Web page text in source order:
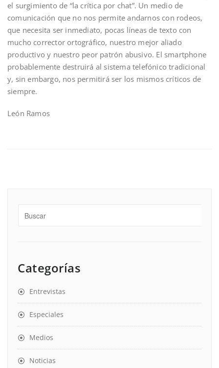
el surgimiento de “la crítica por chat”. Un medio de
comunicación que no nos permite andarnos con rodeos,
que necesita ser inmediato, pocas líneas de texto con
mucho corrector ortográfico, nuestro mejor aliado
productivo y nuestro peor patrón abusivo. El smartphone
probablemente destruirá al sistema telefónico tradicional
y, sin embargo, nos permitirá ser los mismos críticos de
siempre.
León Ramos
Categorías
Entrevistas
Especiales
Medios
Noticias